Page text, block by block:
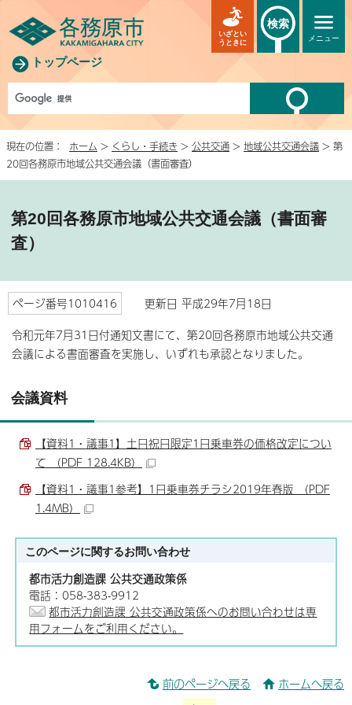
トップページ
メニュー
いざとい
うときに
検索
現在の位置： ホーム > くらし・手続き > 公共交通 > 地域公共交通会議 > 第
20回各務原市地域公共交通会議（書面審査）
第20回各務原市地域公共交通会議（書面審
査）
ページ番号1010416
更新日 平成29年7月18日
令和元年7月31日付通知文書にて、第20回各務原市地域公共交通
会議による書面審査を実施し、いずれも承認となりました。
会議資料
【資料1・議事1】土日祝日限定1日乗車券の価格改定につい
て （PDF 128.4KB）
【資料1・議事1参考】1日乗車券チラシ2019年春版 （PDF
1.4MB）
このページに関するお問い合わせ
都市活力創造課 公共交通政策係
電話：058-383-9912
都市活力創造課 公共交通政策係へのお問い合わせは専
用フォームをご利用ください。
前のページへ戻る ホームへ戻る